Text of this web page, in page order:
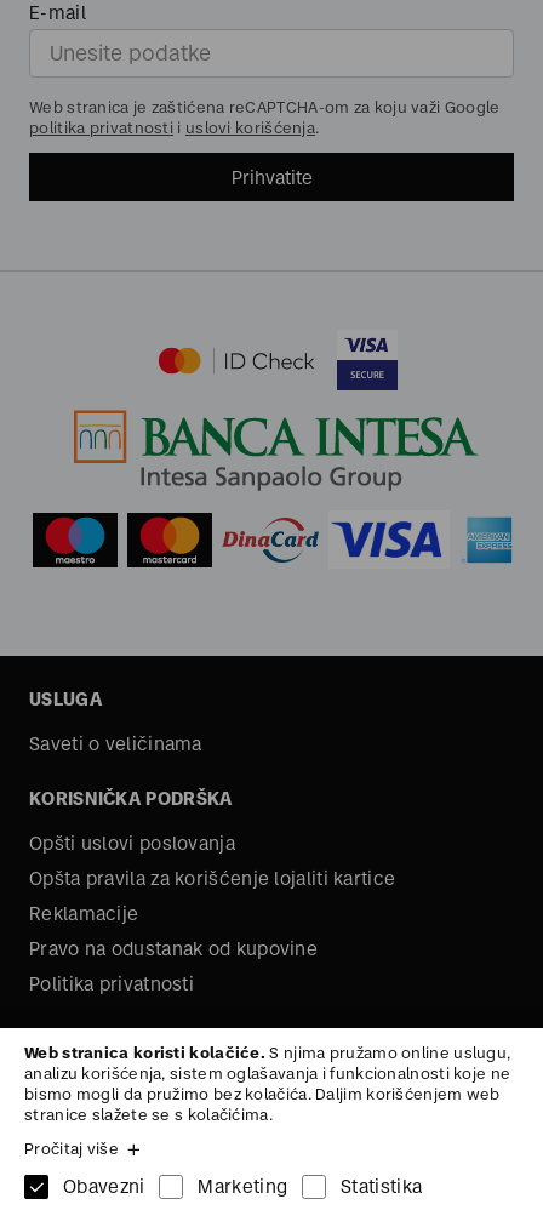
E-mail
Web stranica je zaštićena reCAPTCHA-om za koju važi Google
politika privatnosti i uslovi korišćenja.
Prihvatite
USLUGA
Saveti o veličinama
KORISNIČKA PODRŠKA
Opšti uslovi poslovanja
Opšta pravila za korišćenje lojaliti kartice
Reklamacije
Pravo na odustanak od kupovine
Politika privatnosti
Kariera
Web stranica koristi kolačiće. S njima pružamo online uslugu,
analizu korišćenja, sistem oglašavanja i funkcionalnosti koje ne
bismo mogli da pružimo bez kolačića. Daljim korišćenjem web
stranice slažete se s kolačićima.
Pročitaj više
Obavezni Marketing Statistika